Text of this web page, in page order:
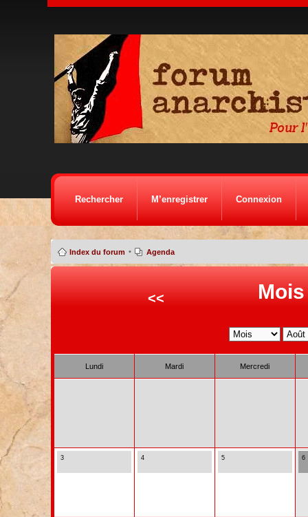
Rechercher M’enregistrer Connexion
Index du forum • Agenda
<<
Lundi Mardi Mercredi
3 4 5 6